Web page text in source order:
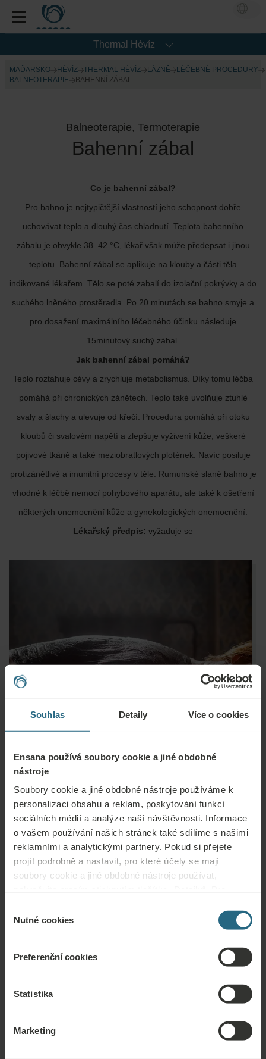
Souhlas Detaily Více o cookies
Ensana používá soubory cookie a jiné obdobné
nástroje
Soubory cookie a jiné obdobné nástroje používáme k
personalizaci obsahu a reklam, poskytování funkcí
sociálních médií a analýze naší návštěvnosti. Informace
o vašem používání našich stránek také sdílíme s našimi
reklamními a analytickými partnery. Pokud si přejete
projít podrobně a nastavit, pro které účely se mají
soubory cookie a jiné obdobné nástroje používat,
„Povolit vše“.
souhlasu
Nutné cookies
Preferenční cookies
Statistika
Marketing
Thermal Hévíz
MAĎARSKO HÉVÍZ THERMAL HÉVÍZ LÁZNĚ
LÉČEBNÉ PROCEDURY
BALNEOTERAPIE
BAHENNÍ ZÁBAL
Balneoterapie, Termoterapie
Bahenní zábal
Co je bahenní zábal?
Pro bahno je nejtypičtější vlastností jeho schopnost dobře
uchovávat teplo a dlouhý čas chladnutí. Teplota bahenního
zábalu je obvykle 38–42 °C, lékař však může předepsat i jinou
teplotu. Bahenní zábal se aplikuje na klouby a části těla
indikované lékařem. Tělo se poté zabalí do izolační pokrývky a do
suchého lněného prostěradla. Po 20 minutách se bahno smyje a
pro dosažení maximálního léčebného účinku následuje
15minutový suchý zábal.
Jak bahenní zábal pomáhá?
Teplo roztahuje cévy a zrychluje metabolismus. Díky tomu léčba
pomáhá při chronických zánětech. Teplo také uvolňuje ztuhlé
svaly a šlachy a ulevuje od křečí. Procedura pomáhá při otoku
kloubů či svalovém napětí a zlepšuje vyživení kůže, veškeré
pojivové tkáně a také meziobratlových plotének. Navíc posiluje
protizánětlivé a imunitní procesy v těle. Rumunské slané bahno je
vhodné k léčbě nemocí pohybového aparátu, ale také k ošetření
některých onemocnění kůže a gynekologických onemocnění.
Lékařský předpis: vyžaduje se
Otázky
Obraťte se na nás s jakýmikoli dotazy ohledně našich hotelů Ensana nebo
služeb. Otázky a odpovědi týkající se našeho věrnostního programu
naleznete zde.
Naše nejlepší nabídky si můžete rezervovat zde. Pokud se chcete připojit k
našemu věrnostnímu programu a získat další slevy, výhody nebo chcete jen